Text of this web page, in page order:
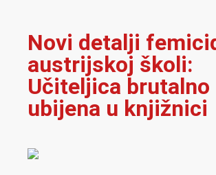
Novi detalji
austrijskoj školi:
Učiteljica brutalno
ubijena u knjižnici